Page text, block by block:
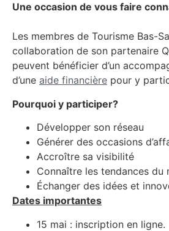
Une occasion de vous faire
Les membres de Tourisme Bas-
collaboration de son partenaire
peuvent bénéficier d’un
d’une aide financière pour y
Pourquoi y participer?
Développer son réseau
Générer des occasions
Accroître sa visibilité
Connaître les tendances du
Échanger des idées et
Dates importantes
15 mai : inscription en ligne.